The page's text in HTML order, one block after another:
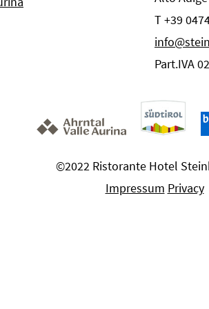
T +39
Part.IVA
©2022 Ristorante Hotel
Impressum Privacy